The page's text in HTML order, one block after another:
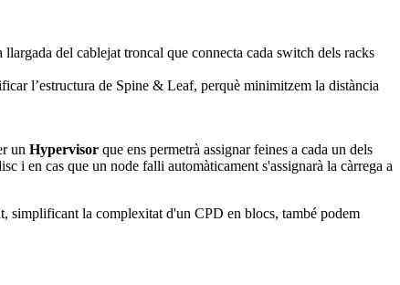
del cablejat troncal que connecta cada switch dels racks
l’estructura de Spine & Leaf, perquè minimitzem la distància
un Hypervisor que ens permetrà assignar feines a cada un dels
i en cas que un node falli automàticament s'assignarà la càrrega a
simplificant la complexitat d'un CPD en blocs, també podem